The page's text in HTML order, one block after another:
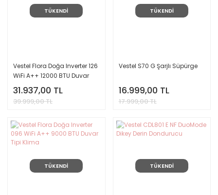
TÜKENDİ
Vestel Flora Doğa Inverter 126
WiFi A++ 12000 BTU Duvar
Tipi Klima
31.937,00 TL
39.999,00 TL
TÜKENDİ
Vestel S70 G Şarjlı Süpürge
16.999,00 TL
17.999,00 TL
TÜKENDİ TÜKENDİ